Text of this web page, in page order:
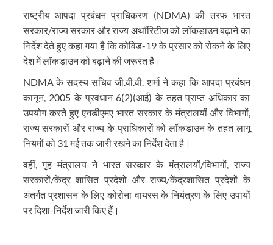
राष्ट्रीय आपदा प्रबंधन प्राधिकरण (NDMA) की तरफ भारत
सरकार/राज्य सरकार और राज्य अथॉरिटीज को लॉकडाउन बढ़ाने का
निर्देश देते हुए कहा गया है कि कोविड-19 के प्रसार को रोकने के लिए
देश में लॉकडाउन को बढ़ाने की जरूरत है।
NDMA के सदस्य सचिव जी.वी.वी. शर्मा ने कहा कि आपदा प्रबंधन
कानून, 2005 के प्रवधान 6(2)(आई) के तहत प्राप्त अधिकार का
उपयोग करते हुए एनडीएमए भारत सरकार के मंत्रालयों और विभागों,
राज्य सरकारों और राज्य के प्राधिकारों को लॉकडाउन के तहत लागू
नियमों को 31 मई तक जारी रखने का निर्देश देता है।
वहीं, गृह मंत्रालय ने भारत सरकार के मंत्रालयों/विभागों, राज्य
सरकारों/केंद्र शासित प्रदेशों और राज्य/केंद्रशासित प्रदेशों के
अंतर्गत प्रशासन के लिए कोरोना वायरस के नियंत्रण के लिए उपायों
पर दिशा-निर्देश जारी किए हैं।